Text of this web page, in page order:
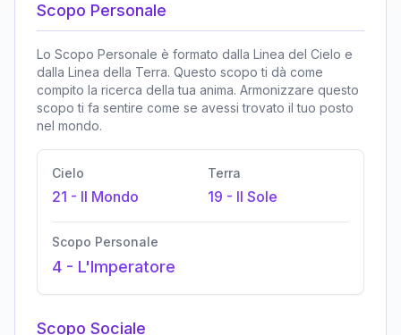
Scopo Personale
Lo Scopo Personale è formato dalla Linea del Cielo e
dalla Linea della Terra. Questo scopo ti dà come
compito la ricerca della tua anima. Armonizzare questo
scopo ti fa sentire come se avessi trovato il tuo posto
nel mondo.
Cielo
21 - Il Mondo
Terra
19 - Il Sole
Scopo Personale
4 - L'Imperatore
Scopo Sociale